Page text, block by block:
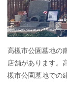
高槻市公園墓地の
店舗があります。
槻市公園墓地での